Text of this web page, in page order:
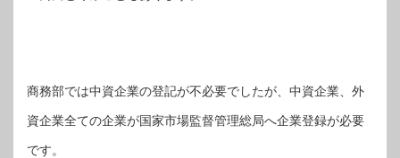
商務部では中資企業の登記が不必要でしたが、中資企業、外
資企業全ての企業が国家市場監督管理総局へ企業登録が必要
です。